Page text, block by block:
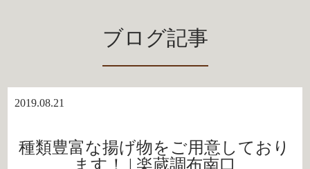
ブログ記事
2019.08.21
種類豊富な揚げ物をご用意しており
ます！ | 楽蔵調布南口